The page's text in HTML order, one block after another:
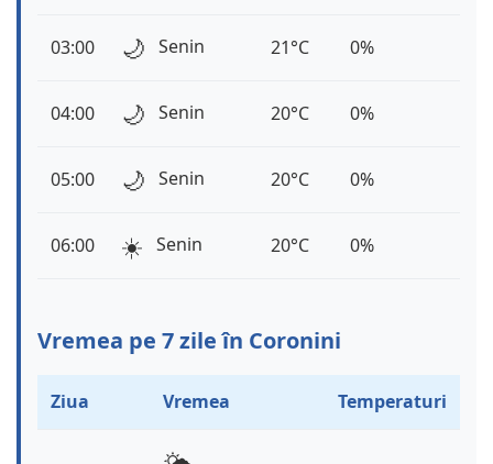
03:00 🌙 Senin 21°C 0%
04:00 🌙 Senin 20°C 0%
05:00 🌙 Senin 20°C 0%
06:00 ☀️ Senin 20°C 0%
Vremea pe 7 zile în Coronini
Ziua Vremea Temperaturi